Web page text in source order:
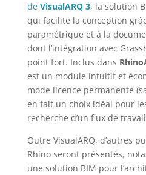
de VisualARQ 3, la solution
qui facilite la conception
paramétrique et à la
dont l’intégration avec
point fort. Inclus dans
est un module intuitif et
mode licence permanente
en fait un choix idéal pour
recherche d’un flux de
Outre VisualARQ, d’autres
Rhino seront présentés,
une solution BIM pour